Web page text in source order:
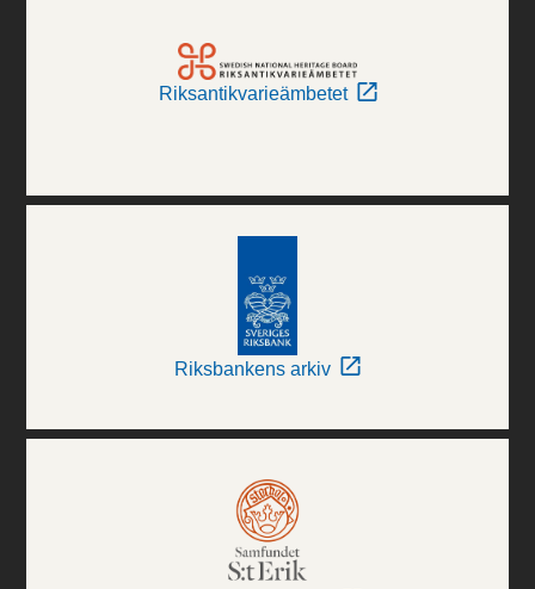
Riksantikvarieämbetet
Riksbankens arkiv